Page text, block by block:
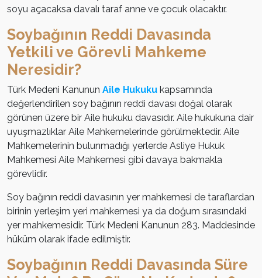
soyu açacaksa davalı taraf anne ve çocuk olacaktır.
Soybağının Reddi Davasında
Yetkili ve Görevli Mahkeme
Neresidir?
Türk Medeni Kanunun Aile Hukuku kapsamında
değerlendirilen soy bağının reddi davası doğal olarak
görünen üzere bir Aile hukuku davasıdır. Aile hukukuna dair
uyuşmazlıklar Aile Mahkemelerinde görülmektedir. Aile
Mahkemelerinin bulunmadığı yerlerde Asliye Hukuk
Mahkemesi Aile Mahkemesi gibi davaya bakmakla
görevlidir.
Soy bağının reddi davasının yer mahkemesi de taraflardan
birinin yerleşim yeri mahkemesi ya da doğum sırasındaki
yer mahkemesidir. Türk Medeni Kanunun 283. Maddesinde
hüküm olarak ifade edilmiştir.
Soybağının Reddi Davasında Süre